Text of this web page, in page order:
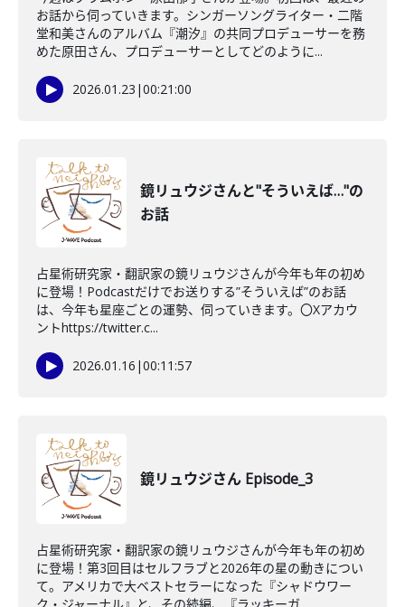
お話から伺っていきます。シンガーソングライター・二階
堂和美さんのアルバム『潮汐』の共同プロデューサーを務
めた原田さん、プロデューサーとしてどのように...
2026.01.23 |00:21:00
鏡リュウジさんと"そういえば…"の
お話
占星術研究家・翻訳家の鏡リュウジさんが今年も年の初め
に登場！Podcastだけでお送りする”そういえば”のお話
は、今年も星座ごとの運勢、伺っていきます。〇Xアカウ
ントhttps://twitter.c...
2026.01.16 |00:11:57
鏡リュウジさん Episode_3
占星術研究家・翻訳家の鏡リュウジさんが今年も年の初め
に登場！第3回目はセルフラブと2026年の星の動きについ
て。アメリカで大ベストセラーになった『シャドウワー